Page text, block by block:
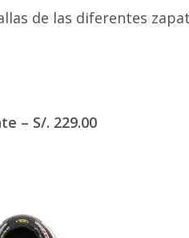
de las diferentes
– S/. 229.00